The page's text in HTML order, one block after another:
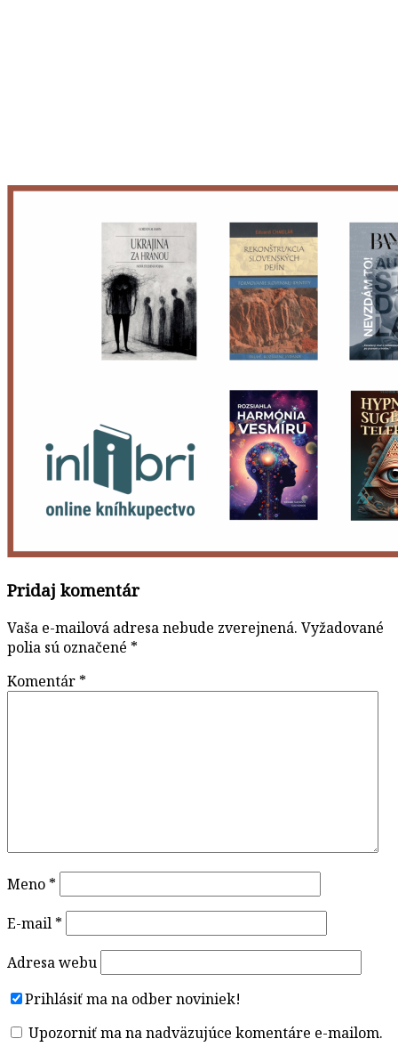
Pridaj komentár
Vaša e-mailová adresa nebude zverejnená. Vyžadované
polia sú označené *
Komentár *
Meno *
E-mail *
Adresa webu
Prihlásiť ma na odber noviniek!
Upozorniť ma na nadväzujúce komentáre e-mailom.